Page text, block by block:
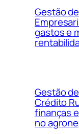
Gestão
gastos e
Gestão
Crédito
finanças
no